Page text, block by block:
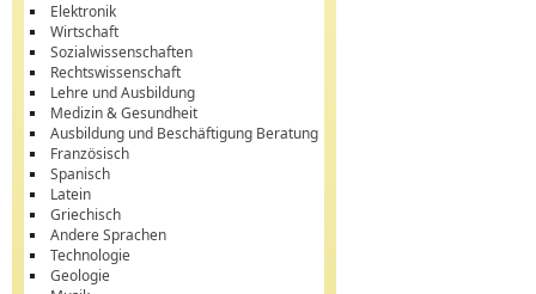
Elektronik
Wirtschaft
Sozialwissenschaften
Rechtswissenschaft
Lehre und Ausbildung
Medizin & Gesundheit
Ausbildung und Beschäftigung Beratung
Französisch
Spanisch
Latein
Griechisch
Andere Sprachen
Technologie
Geologie